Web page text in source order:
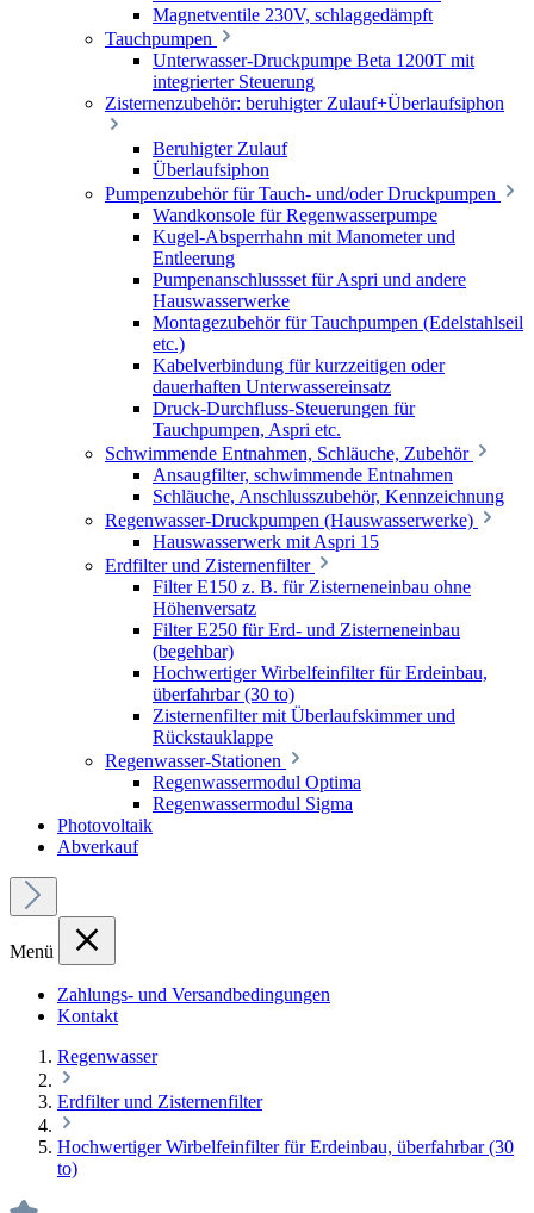
Magnetventile 230V, schlaggedämpft
Tauchpumpen
Unterwasser-Druckpumpe Beta 1200T mit
integrierter Steuerung
Zisternenzubehör: beruhigter Zulauf+Überlaufsiphon
Beruhigter Zulauf
Überlaufsiphon
Pumpenzubehör für Tauch- und/oder Druckpumpen
Wandkonsole für Regenwasserpumpe
Kugel-Absperrhahn mit Manometer und
Entleerung
Pumpenanschlussset für Aspri und andere
Hauswasserwerke
Montagezubehör für Tauchpumpen (Edelstahlseil
etc.)
Kabelverbindung für kurzzeitigen oder
dauerhaften Unterwassereinsatz
Druck-Durchfluss-Steuerungen für
Tauchpumpen, Aspri etc.
Schwimmende Entnahmen, Schläuche, Zubehör
Ansaugfilter, schwimmende Entnahmen
Schläuche, Anschlusszubehör, Kennzeichnung
Regenwasser-Druckpumpen (Hauswasserwerke)
Hauswasserwerk mit Aspri 15
Erdfilter und Zisternenfilter
Filter E150 z. B. für Zisterneneinbau ohne
Höhenversatz
Filter E250 für Erd- und Zisterneneinbau
(begehbar)
Hochwertiger Wirbelfeinfilter für Erdeinbau,
überfahrbar (30 to)
Zisternenfilter mit Überlaufskimmer und
Rückstauklappe
Regenwasser-Stationen
Regenwassermodul Optima
Regenwassermodul Sigma
Photovoltaik
Abverkauf
Menü
Zahlungs- und Versandbedingungen
Kontakt
Regenwasser
Erdfilter und Zisternenfilter
Hochwertiger Wirbelfeinfilter für Erdeinbau, überfahrbar (30
to)